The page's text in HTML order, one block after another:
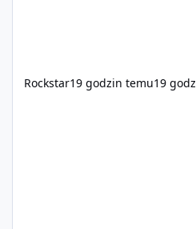
Rockstar19 godzin temu19 godz